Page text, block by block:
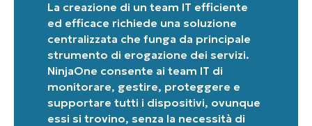
La creazione di un team IT efficiente
ed efficace richiede una soluzione
centralizzata che funga da principale
strumento di erogazione dei servizi.
NinjaOne consente ai team IT di
monitorare, gestire, proteggere e
supportare tutti i dispositivi, ovunque
essi si trovino, senza la necessità di